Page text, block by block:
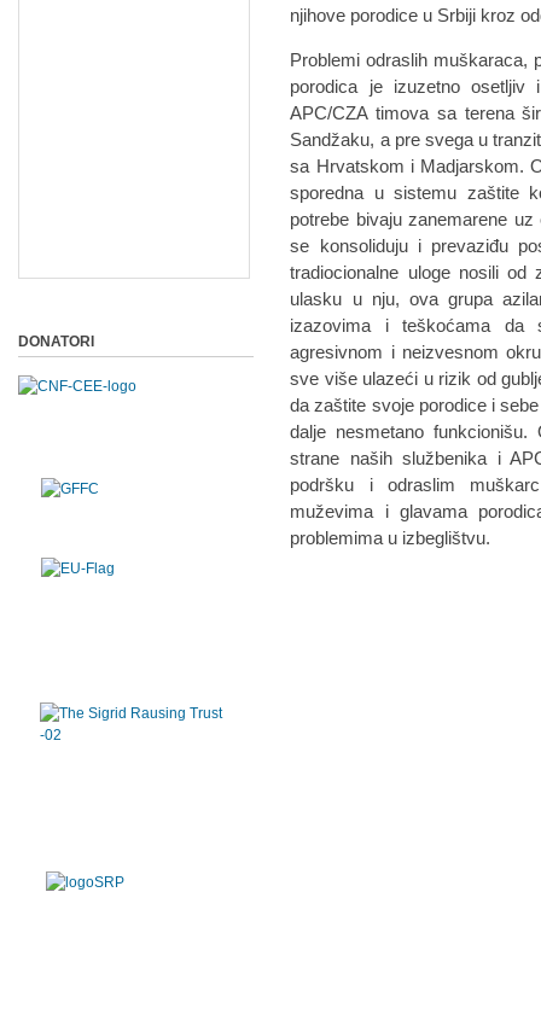
njihove porodice u Srbiji kroz
Problemi odraslih muškaraca,
porodica je izuzetno osetljiv
APC/CZA timova sa terena
Sandžaku, a pre svega u
sa Hrvatskom i Madjarskom.
sporedna u sistemu zaštite
potrebe bivaju zanemarene
se konsoliduju i prevaziđu
tradiocionalne uloge nosili
ulasku u nju, ova grupa
izazovima i teškoćama da
agresivnom i neizvesnom
sve više ulazeći u rizik od
da zaštite svoje porodice i
dalje nesmetano
strane naših službenika i
podršku i odraslim
muževima i glavama
problemima u izbeglištvu.
DONATORI